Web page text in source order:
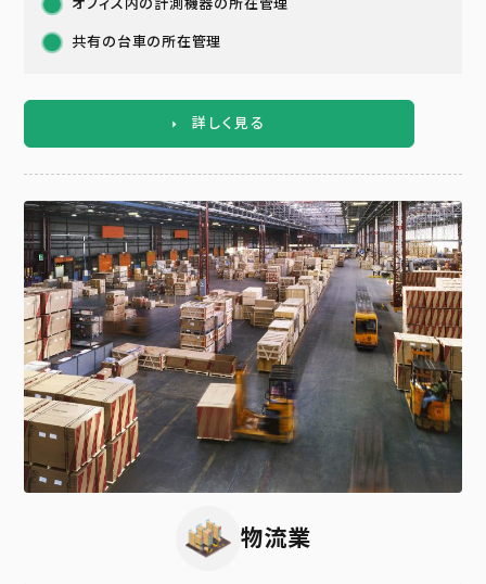
共有の台車の所在管理
詳しく見る
物流業